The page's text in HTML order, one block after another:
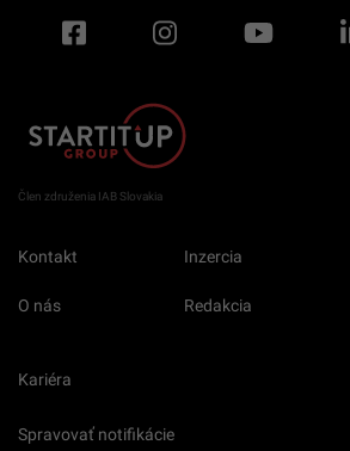
Člen združenia IAB Slovakia
Kontakt Inzercia
O nás Redakcia
Kariéra
Spravovať notifikácie